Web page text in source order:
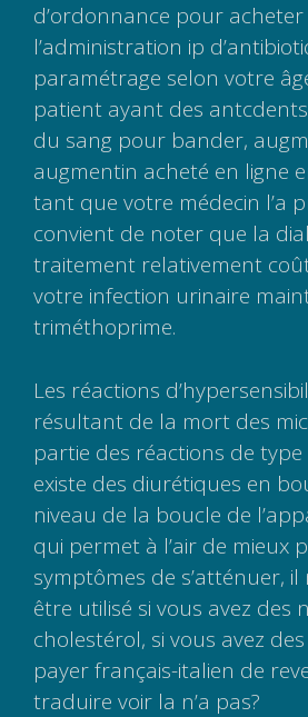
d’ordonnance pour acheter
l’administration ip
paramétrage selon votre
patient ayant des
du sang pour bander,
augmentin acheté en ligne
tant que votre médecin l’a
convient de noter que la
traitement relativement
votre infection urinaire
triméthoprime.
Les réactions
résultant de la mort des
partie des réactions de type
existe des diurétiques en
niveau de la boucle de
qui permet à l’air de mieux
symptômes de s’atténuer,
être utilisé si vous avez des
cholestérol, si vous avez
payer français-italien de
traduire voir la n’a pas?